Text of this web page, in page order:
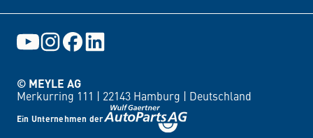
© MEYLE AG
Merkurring 111 | 22143 Hamburg | Deutschland
Ein Unternehmen der